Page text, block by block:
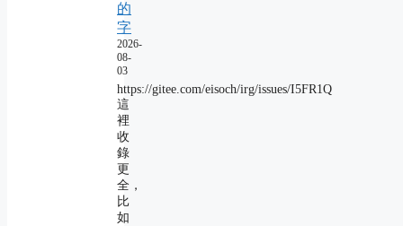
的
字
2026-
08-
03
https://gitee.com/eisoch/irg/issues/I5FR1Q
這
裡
收
錄
更
全，
比
如